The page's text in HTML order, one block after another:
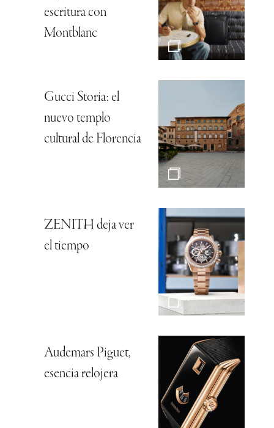
escritura con
Montblanc
Gucci Storia: el
nuevo templo
cultural de Florencia
ZENITH deja ver
el tiempo
Audemars Piguet,
esencia relojera